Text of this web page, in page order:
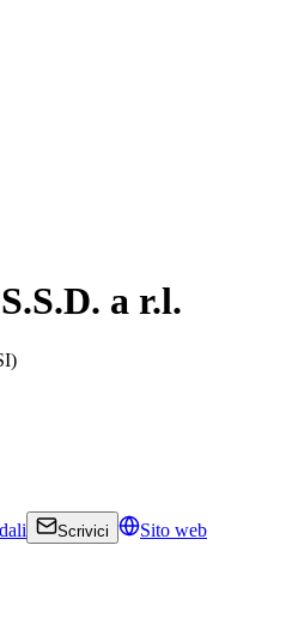
a r.l.
Scrivici Sito web